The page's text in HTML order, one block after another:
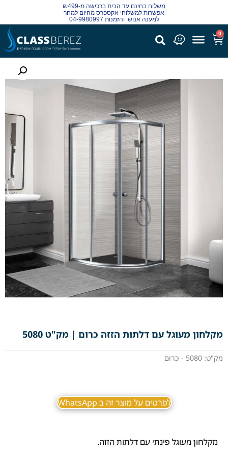
משלוח בחינם עד הבית ברכישה מ-₪499
אפשרות למשלוחי אקספרס מהיום למחר
למענה אנושי והזמנות 04-9980997
0
מקלחון מעוגל עם דלתות הזזה כרום | מק"ט 5080
מק"ט: 5080 - כרום
לפרטים על מוצר זה ב WhatsApp
מקלחון מעוגל פינתי עם דלתות הזזה.